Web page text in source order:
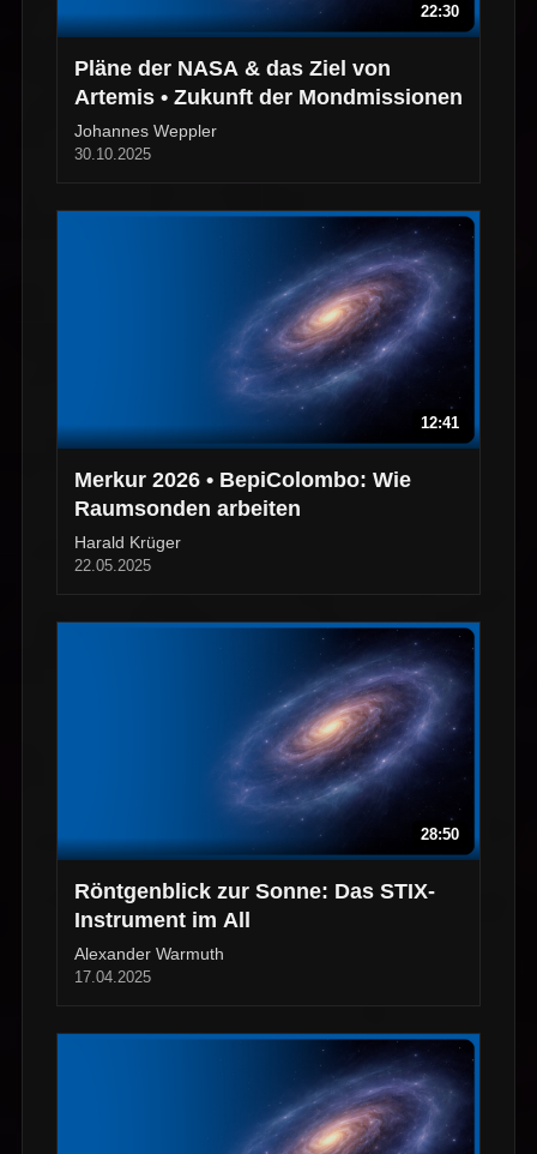
22:30
Pläne der NASA & das Ziel von
Artemis • Zukunft der Mondmissionen
Johannes Weppler
30.10.2025
12:41
Merkur 2026 • BepiColombo: Wie
Raumsonden arbeiten
Harald Krüger
22.05.2025
28:50
Röntgenblick zur Sonne: Das STIX-
Instrument im All
Alexander Warmuth
17.04.2025